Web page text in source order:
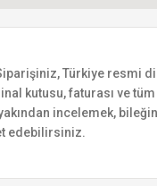
Türkiye resmi
kutusu, faturası ve
incelemek,
edebilirsiniz.